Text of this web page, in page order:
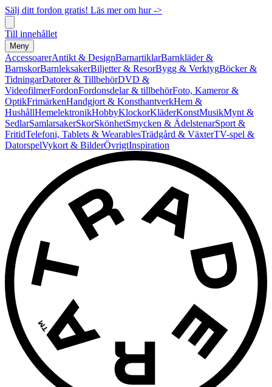
Sälj ditt fordon gratis! Läs mer om hur ->
Till innehållet
Meny
AccessoarerAntikt & DesignBarnartiklarBarnkläder &
BarnskorBarnleksakerBiljetter & ResorBygg & VerktygBöcker &
TidningarDatorer & TillbehörDVD &
VideofilmerFordonFordonsdelar & tillbehörFoto, Kameror &
OptikFrimärkenHandgjort & KonsthantverkHem &
HushållHemelektronikHobbyKlockorKläderKonstMusikMynt &
SedlarSamlarsakerSkorSkönhetSmycken & ÄdelstenarSport &
FritidTelefoni, Tablets & WearablesTrädgård & VäxterTV-spel &
DatorspelVykort & BilderÖvrigtInspiration